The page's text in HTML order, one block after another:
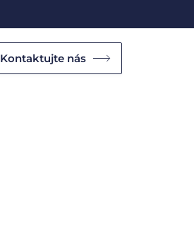
Kontaktujte nás